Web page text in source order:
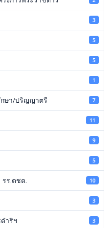
3
5
5
1
ษา/ปริญญาตรี 7
11
9
5
รร.ตชด. 10
3
ำริฯ 3